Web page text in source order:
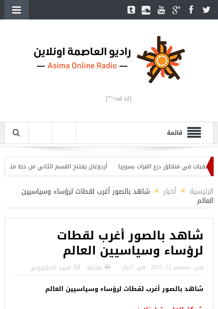
[ad id=""]
قائمة
أردوغان يفتتح القسم الثاني من خط مترو ”
الرئيسية أخبار شاهد بالصور أغرب لقطات لرؤساء وسياسيين
العالم
شاهد بالصور أغرب لقطات
لرؤساء وسياسيين العالم
فى: ديسمبر 22, 2015 فى: أخبار طباعة البريد الالكترونى
شاهد بالصور أغرب لقطات لرؤساء وسياسيين العالم